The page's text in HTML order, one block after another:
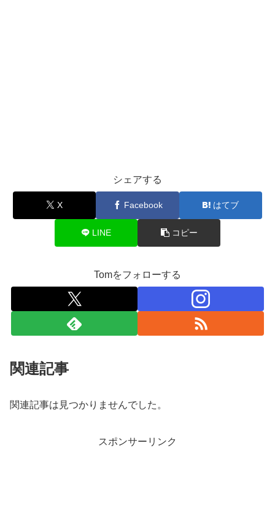
シェアする
X Facebook はてブ
LINE コピー
Tomをフォローする
関連記事
関連記事は見つかりませんでした。
スポンサーリンク